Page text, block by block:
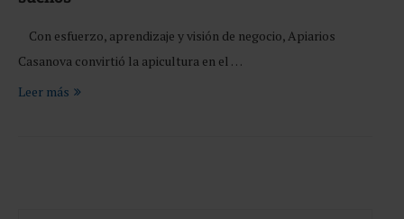
Con esfuerzo, aprendizaje y visión de negocio, Apiarios
Casanova convirtió la apicultura en el …
Leer más